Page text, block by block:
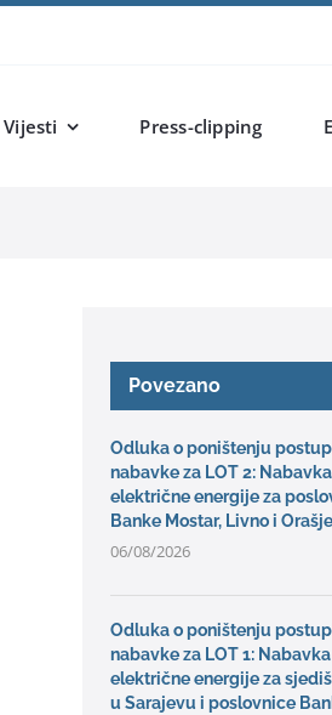
Vijesti Press-clipping
Povezano
Odluka o poništenju
nabavke za LOT 2: Nabavka
električne energije za
Banke Mostar, Livno i Orašje
06/08/2026
Odluka o poništenju
nabavke za LOT 1: Nabavka
električne energije za
u Sarajevu i poslovnice